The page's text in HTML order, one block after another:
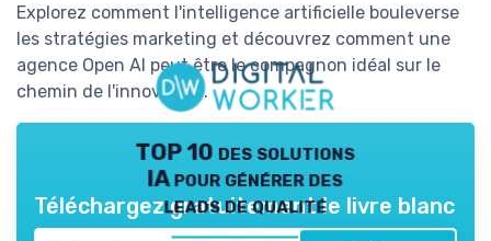
Explorez comment l'intelligence artificielle bouleverse
les stratégies marketing et découvrez comment une
agence Open AI peut être le compagnon idéal sur le
chemin de l'innovation.
TOP 10 des solutions
IA pour générer des
leads de qualité
Téléchargez gratuitement le livre blanc